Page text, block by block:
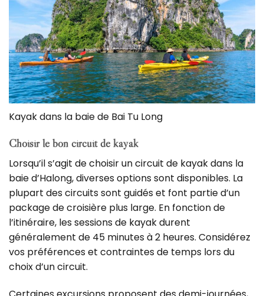
Kayak dans la baie de Bai Tu Long
Choisir le bon circuit de kayak
Lorsqu’il s’agit de choisir un circuit de kayak dans la
baie d’Halong, diverses options sont disponibles. La
plupart des circuits sont guidés et font partie d’un
package de croisière plus large. En fonction de
l’itinéraire, les sessions de kayak durent
généralement de 45 minutes à 2 heures. Considérez
vos préférences et contraintes de temps lors du
choix d’un circuit.